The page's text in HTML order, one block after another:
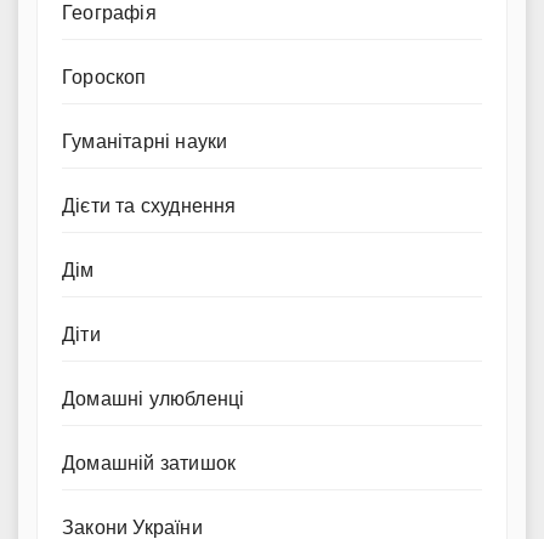
Географія
Гороскоп
Гуманітарні науки
Дієти та схуднення
Дім
Діти
Домашні улюбленці
Домашній затишок
Закони України